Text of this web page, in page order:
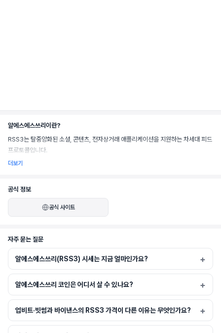
알에스에스쓰리이란?
RSS3는 탈중앙화된 소셜, 콘텐츠, 전자상거래 애플리케이션을 지원하는 차세대 피드
프로토콜입니다.
더보기
공식 정보
공식 사이트
자주 묻는 질문
알에스에스쓰리(RSS3) 시세는 지금 얼마인가요?
알에스에스쓰리 코인은 어디서 살 수 있나요?
업비트·빗썸과 바이낸스의 RSS3 가격이 다른 이유는 무엇인가요?